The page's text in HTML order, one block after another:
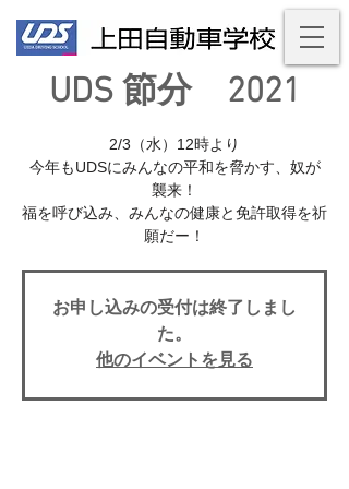
UDS 節分 2021
2/3（水）12時より
今年もUDSにみんなの平和を脅かす、奴が
襲来！
福を呼び込み、みんなの健康と免許取得を祈
願だー！
お申し込みの受付は終了しまし
た。
他のイベントを見る